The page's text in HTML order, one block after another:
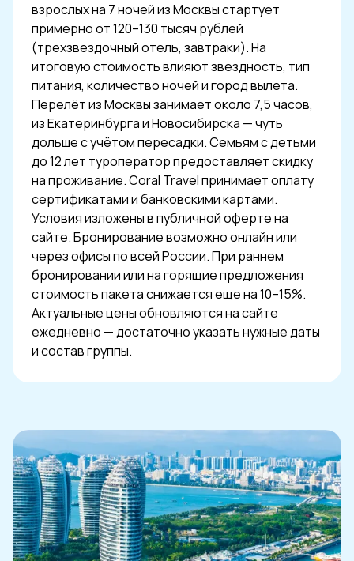
взрослых на 7 ночей из Москвы стартует
примерно от 120–130 тысяч рублей
(трехзвездочный отель, завтраки). На
итоговую стоимость влияют звездность, тип
питания, количество ночей и город вылета.
Перелёт из Москвы занимает около 7,5 часов,
из Екатеринбурга и Новосибирска — чуть
дольше с учётом пересадки. Семьям с детьми
до 12 лет туроператор предоставляет скидку
на проживание. Coral Travel принимает оплату
сертификатами и банковскими картами.
Условия изложены в публичной оферте на
сайте. Бронирование возможно онлайн или
через офисы по всей России. При раннем
бронировании или на горящие предложения
стоимость пакета снижается еще на 10–15%.
Актуальные цены обновляются на сайте
ежедневно — достаточно указать нужные даты
и состав группы.